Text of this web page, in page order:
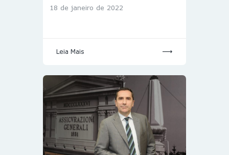
HOME
18 de janeiro de 2022
Leia Mais